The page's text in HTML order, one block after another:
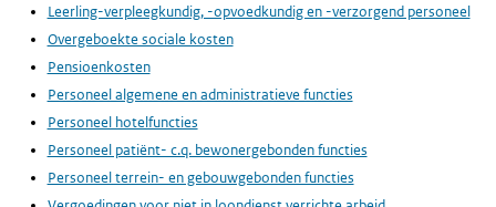
Leerling-verpleegkundig, -opvoedkundig en -verzorgend personeel
Overgeboekte sociale kosten
Pensioenkosten
Personeel algemene en administratieve functies
Personeel hotelfuncties
Personeel patiënt- c.q. bewonergebonden functies
Personeel terrein- en gebouwgebonden functies